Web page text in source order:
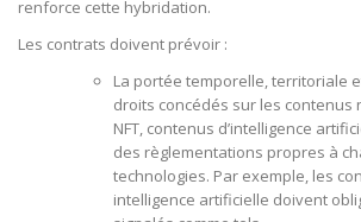
renforce cette hybridation.
Les contrats doivent prévoir :
La portée temporelle, territoriale
droits concédés sur les contenus
NFT, contenus d’intelligence
des règlementations propres à
technologies. Par exemple, les
intelligence artificielle doivent